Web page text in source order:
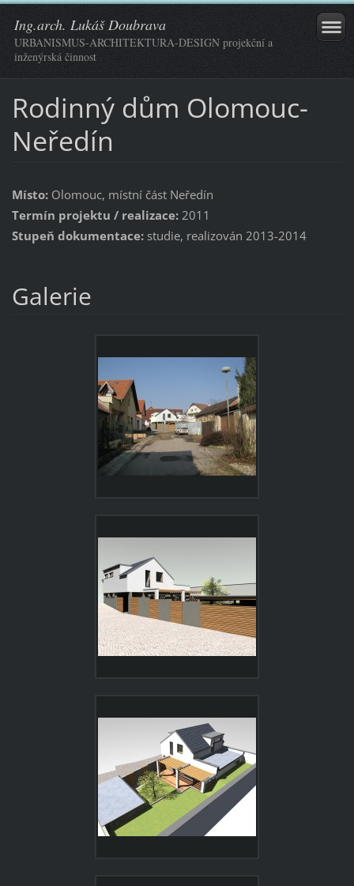
Ing.arch. Lukáš Doubrava
URBANISMUS-ARCHITEKTURA-DESIGN projekční a
inženýrská činnost
Rodinný dům Olomouc-
Neředín
Místo: Olomouc, místní část Neředín
Termín projektu / realizace:2011
Stupeň dokumentace:studie, realizován 2013-2014
Galerie